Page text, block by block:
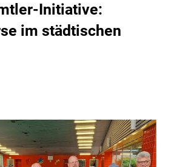
Initiative:
im städtischen